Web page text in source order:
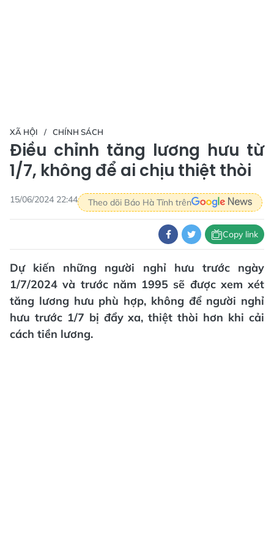
XÃ HỘI CHÍNH SÁCH
Điều chỉnh tăng lương hưu từ
1/7, không để ai chịu thiệt thòi
15/06/2024 22:44 Theo dõi Báo Hà Tĩnh trên
Copy link
Dự kiến những người nghỉ hưu trước ngày
1/7/2024 và trước năm 1995 sẽ được xem xét
tăng lương hưu phù hợp, không để người nghỉ
hưu trước 1/7 bị đẩy xa, thiệt thòi hơn khi cải
cách tiền lương.